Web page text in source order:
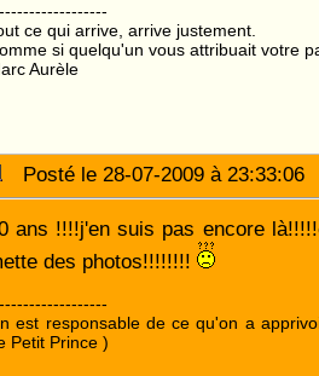
ce qui arrive, arrive justement.
si quelqu'un vous attribuait votre
Aurèle
Posté le 28-07-2009 à
ans !!!!j'en suis pas encore
des photos!!!!!!!!
est responsable de ce qu'on a
Petit Prince )